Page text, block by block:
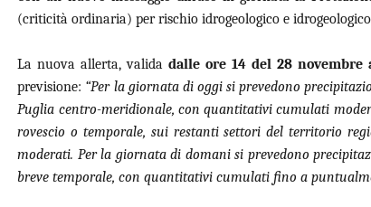
(criticità ordinaria) per rischio idrogeologico e
La nuova allerta, validadalle ore 14 del 28 novembre
previsione: “Per la giornata di oggi si prevedono
Puglia centro-meridionale, con quantitativi cumulati
rovescio o temporale, sui restanti settori del territorio
moderati. Per la giornata di domani si prevedono
breve temporale, con quantitativi cumulati fino a